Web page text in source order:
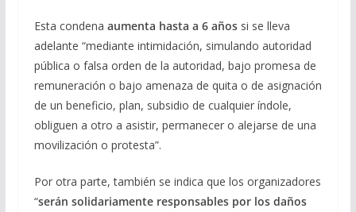
Esta condena aumenta hasta a 6 años si se lleva
adelante “mediante intimidación, simulando autoridad
pública o falsa orden de la autoridad, bajo promesa de
remuneración o bajo amenaza de quita o de asignación
de un beneficio, plan, subsidio de cualquier índole,
obliguen a otro a asistir, permanecer o alejarse de una
movilización o protesta”.
Por otra parte, también se indica que los organizadores
“serán solidariamente responsables por los daños